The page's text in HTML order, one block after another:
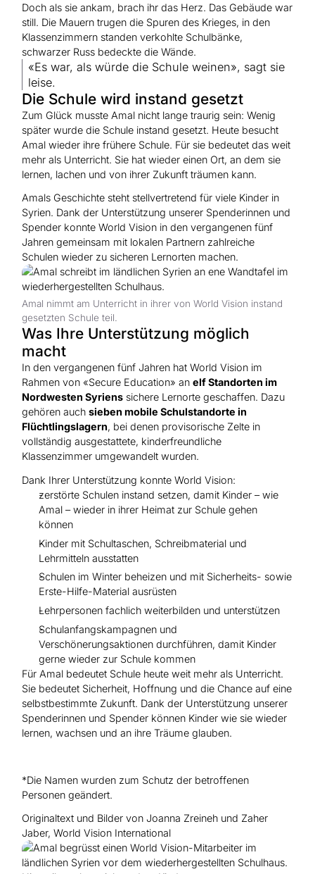
Doch als sie ankam, brach ihr das Herz. Das Gebäude war
still. Die Mauern trugen die Spuren des Krieges, in den
Klassenzimmern standen verkohlte Schulbänke,
schwarzer Russ bedeckte die Wände.
«Es war, als würde die Schule weinen», sagt sie
leise.
Die Schule wird instand gesetzt
Zum Glück musste Amal nicht lange traurig sein: Wenig
später wurde die Schule instand gesetzt. Heute besucht
Amal wieder ihre frühere Schule. Für sie bedeutet das weit
mehr als Unterricht. Sie hat wieder einen Ort, an dem sie
lernen, lachen und von ihrer Zukunft träumen kann.
Amals Geschichte steht stellvertretend für viele Kinder in
Syrien. Dank der Unterstützung unserer Spenderinnen und
Spender konnte World Vision in den vergangenen fünf
Jahren gemeinsam mit lokalen Partnern zahlreiche
Schulen wieder zu sicheren Lernorten machen.
Amal nimmt am Unterricht in ihrer von World Vision instand
gesetzten Schule teil.
Was Ihre Unterstützung möglich
macht
In den vergangenen fünf Jahren hat World Vision im
Rahmen von «Secure Education» anelf Standorten im
Nordwesten Syriens sichere Lernorte geschaffen. Dazu
gehören auchsieben mobile Schulstandorte in
Flüchtlingslagern, bei denen provisorische Zelte in
vollständig ausgestattete, kinderfreundliche
Klassenzimmer umgewandelt wurden.
Dank Ihrer Unterstützung konnte World Vision:
zerstörte Schulen instand setzen, damit Kinder – wie
Amal – wieder in ihrer Heimat zur Schule gehen
können
Kinder mit Schultaschen, Schreibmaterial und
Lehrmitteln ausstatten
Schulen im Winter beheizen und mit Sicherheits- sowie
Erste-Hilfe-Material ausrüsten
Lehrpersonen fachlich weiterbilden und unterstützen
Schulanfangskampagnen und
Verschönerungsaktionen durchführen, damit Kinder
gerne wieder zur Schule kommen
Für Amal bedeutet Schule heute weit mehr als Unterricht.
Sie bedeutet Sicherheit, Hoffnung und die Chance auf eine
selbstbestimmte Zukunft. Dank der Unterstützung unserer
Spenderinnen und Spender können Kinder wie sie wieder
lernen, wachsen und an ihre Träume glauben.
*Die Namen wurden zum Schutz der betroffenen
Personen geändert.
Originaltext und Bilder von Joanna Zreineh und Zaher
Jaber, World Vision International